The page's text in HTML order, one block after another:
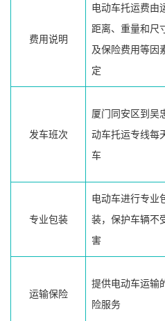
费用说明
电动车托运费由
距离、重量和尺
及保险费用等因
定
发车班次
厦门同安区到吴
动车托运专线每
车
专业包装
电动车进行专业
装，保护车辆不
害
运输保险
提供电动车运输
险服务